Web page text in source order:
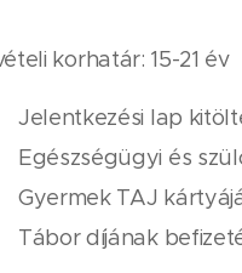
korhatár: 15-21 év
Jelentkezési lap
Egészségügyi és
Gyermek TAJ
Tábor díjának